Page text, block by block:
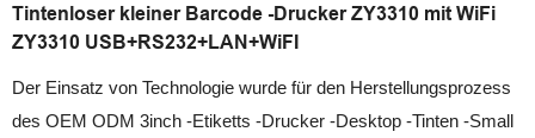
Tintenloser kleiner Barcode -Drucker ZY3310 mit WiFi
ZY3310 USB+RS232+LAN+WiFI
Der Einsatz von Technologie wurde für den Herstellungsprozess
des OEM ODM 3inch -Etiketts -Drucker -Desktop -Tinten -Small